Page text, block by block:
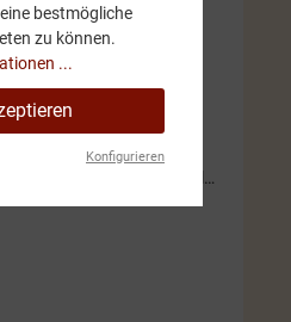
Luxus Butter Seife
Düfte von Weihrauch
und Sheabutter in dieser
bestmögliche
zu können.
...
Konfigurieren